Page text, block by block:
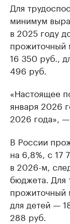
Для
минимум
в 2025 году
прожиточный
16 350 руб.,
496 руб.
«Настоящее
января 2026
2026 года», —
В России
на 6,8%, с 17
в 2026-м,
бюджета. Для
прожиточный
для детей —
288 руб.